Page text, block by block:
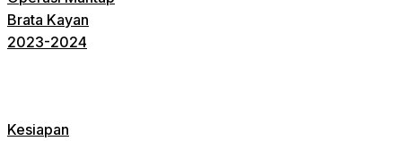
Brata Kayan
2023-2024
Kesiapan